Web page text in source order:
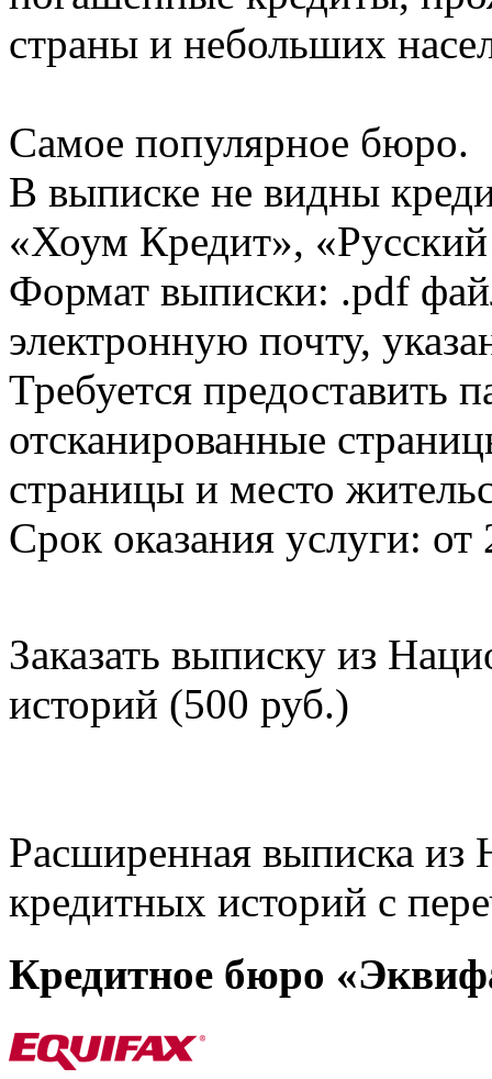
страны и небольших
Самое популярное бюро.
В выписке не видны
«Хоум Кредит»,
Формат выписки: .pdf
электронную почту,
Требуется предоставить
отсканированные
страницы и место
Срок оказания услуги: от
Заказать выписку из
историй (500 руб.)
Расширенная выписка из
кредитных историй с
Кредитное бюро